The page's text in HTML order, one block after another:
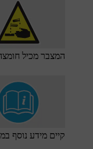
המצבר מכיל חומצה
קיים מידע נוסף